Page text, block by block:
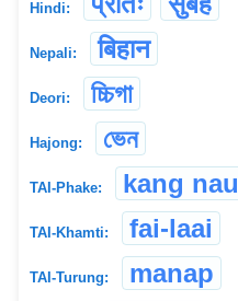
Hindi:
Nepali: बिहान
Deori: চ্চিগা
Hajong: ভেন
TAI-Phake: kang nau
TAI-Khamti: fai-laai
TAI-Turung: manap